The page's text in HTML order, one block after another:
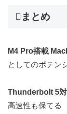
まとめ
M4 Pro搭載
としてのポテン
Thunderbolt 5
高速性も保てる